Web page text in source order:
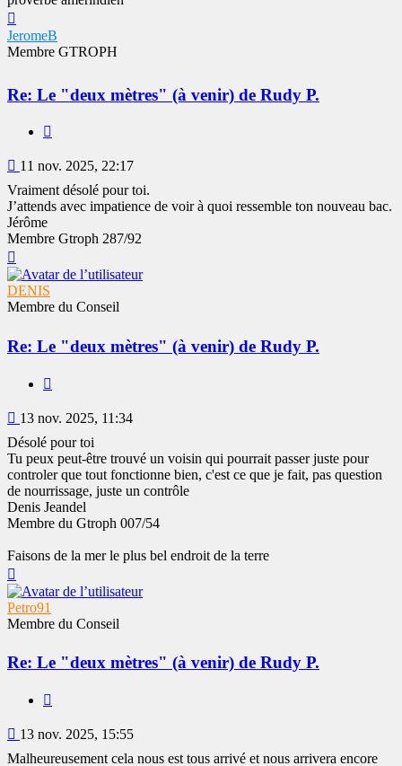
JeromeB
Membre GTROPH
Re: Le "deux mètres" (à venir) de Rudy P.
Message
11 nov. 2025, 22:17
Vraiment désolé pour toi.
J’attends avec impatience de voir à quoi ressemble ton nouveau bac.
Jérôme
Membre Gtroph 287/92
DENIS
Membre du Conseil
Re: Le "deux mètres" (à venir) de Rudy P.
Message
13 nov. 2025, 11:34
Désolé pour toi
Tu peux peut-être trouvé un voisin qui pourrait passer juste pour
controler que tout fonctionne bien, c'est ce que je fait, pas question
de nourrissage, juste un contrôle
Denis Jeandel
Membre du Gtroph 007/54
Faisons de la mer le plus bel endroit de la terre
Petro91
Membre du Conseil
Re: Le "deux mètres" (à venir) de Rudy P.
Message
13 nov. 2025, 15:55
Malheureusement cela nous est tous arrivé et nous arrivera encore